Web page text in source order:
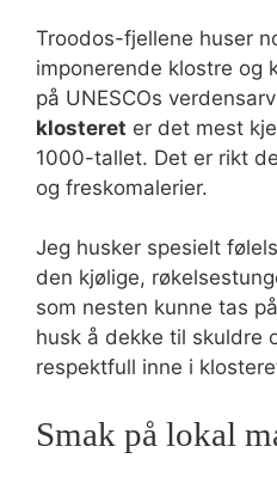
Troodos-fjellene huser
imponerende klostre og
på UNESCOs
klosteret er det mest
1000-tallet. Det er rikt
og freskomalerier.
Jeg husker spesielt
den kjølige,
som nesten kunne tas
husk å dekke til
respektfull inne i
Smak på lokal